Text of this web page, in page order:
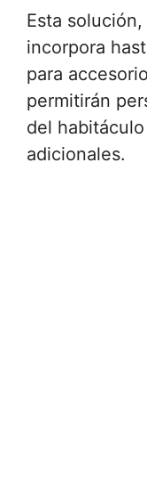
Esta
incorpora
para
permitirán
del
adicionales.